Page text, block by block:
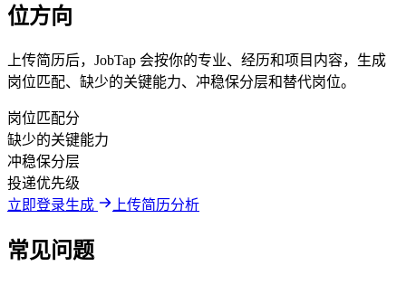
位方向
上传简历后，JobTap 会按你的专业、经历和项目内容，生成
岗位匹配、缺少的关键能力、冲稳保分层和替代岗位。
岗位匹配分
缺少的关键能力
冲稳保分层
投递优先级
立即登录生成
上传简历分析
常见问题